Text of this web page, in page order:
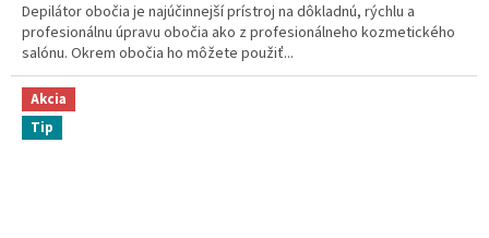
Depilátor obočia je najúčinnejší prístroj na dôkladnú, rýchlu a
profesionálnu úpravu obočia ako z profesionálneho kozmetického
salónu. Okrem obočia ho môžete použiť...
Akcia
Tip